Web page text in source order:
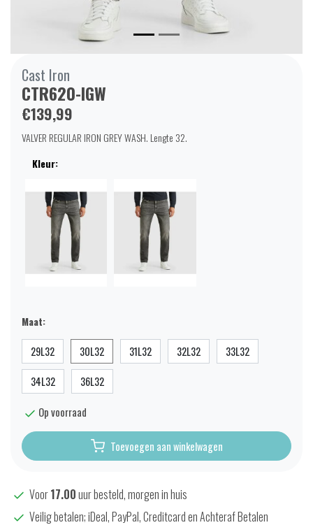
Cast Iron
CTR620-IGW
€139,99
VALVER REGULAR IRON GREY WASH. Lengte 32.
Kleur:
Maat:
29L32 30L32 31L32 32L32 33L32
34L32 36L32
Op voorraad
Toevoegen aan winkelwagen
Voor17.00uur besteld, morgen in huis
Veilig betalen; iDeal, PayPal, Creditcard en Achteraf Betalen